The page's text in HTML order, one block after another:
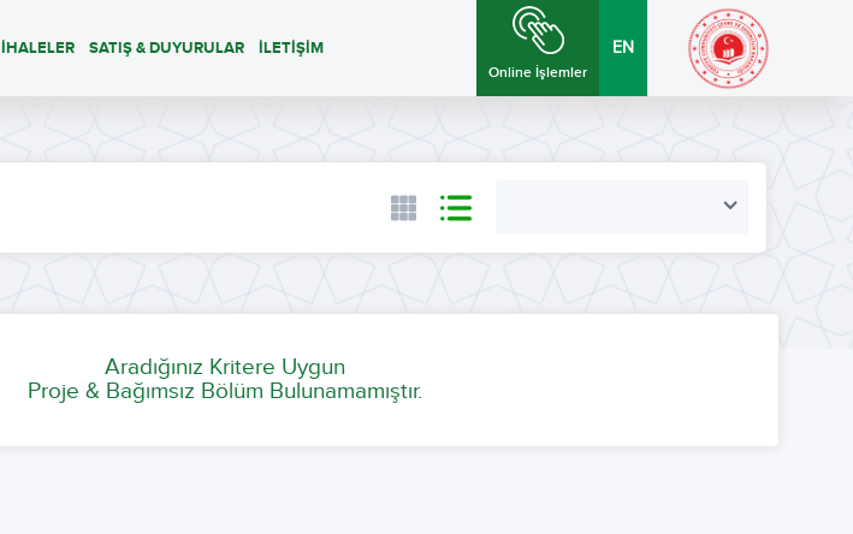
İHALELER SATIŞ & DUYURULAR İLETİŞİM
Online İşlemler
EN
Aradığınız Kritere Uygun
Proje & Bağımsız Bölüm Bulunamamıştır.